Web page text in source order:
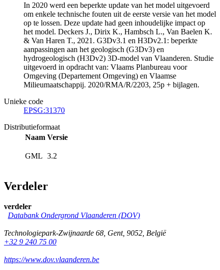
In 2020 werd een beperkte update van het model uitgevoerd
om enkele technische fouten uit de eerste versie van het model
op te lossen. Deze update had geen inhoudelijke impact op
het model. Deckers J., Dirix K., Hambsch L., Van Baelen K.
& Van Haren T., 2021. G3Dv3.1 en H3Dv2.1: beperkte
aanpassingen aan het geologisch (G3Dv3) en
hydrogeologisch (H3Dv2) 3D-model van Vlaanderen. Studie
uitgevoerd in opdracht van: Vlaams Planbureau voor
Omgeving (Departement Omgeving) en Vlaamse
Milieumaatschappij. 2020/RMA/R/2203, 25p + bijlagen.
Unieke code
EPSG:31370
Distributieformaat
Naam Versie
GML 3.2
Verdeler
verdeler
Databank Ondergrond Vlaanderen (DOV)
Technologiepark-Zwijnaarde 68, Gent, 9052, België
+32 9 240 75 00
https://www.dov.vlaanderen.be